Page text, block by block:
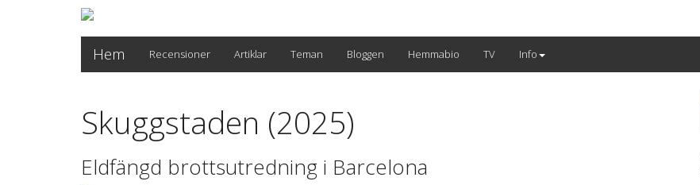
Hem Recensioner Artiklar Teman Bloggen Hemmabio TV Info
Skuggstaden (2025)
Eldfängd brottsutredning i Barcelona